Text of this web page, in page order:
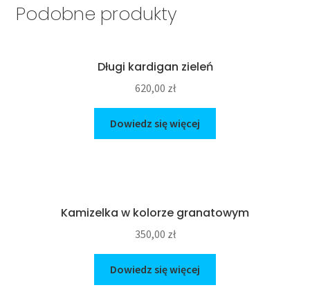
Podobne produkty
Długi kardigan zieleń
620,00 zł
Dowiedz się więcej
Kamizelka w kolorze granatowym
350,00 zł
Dowiedz się więcej